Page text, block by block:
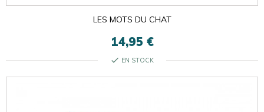
LES MOTS DU CHAT
14,95 €
check EN STOCK